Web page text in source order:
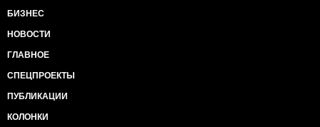
БИЗНЕС
НОВОСТИ
ГЛАВНОЕ
СПЕЦПРОЕКТЫ
ПУБЛИКАЦИИ
КОЛОНКИ